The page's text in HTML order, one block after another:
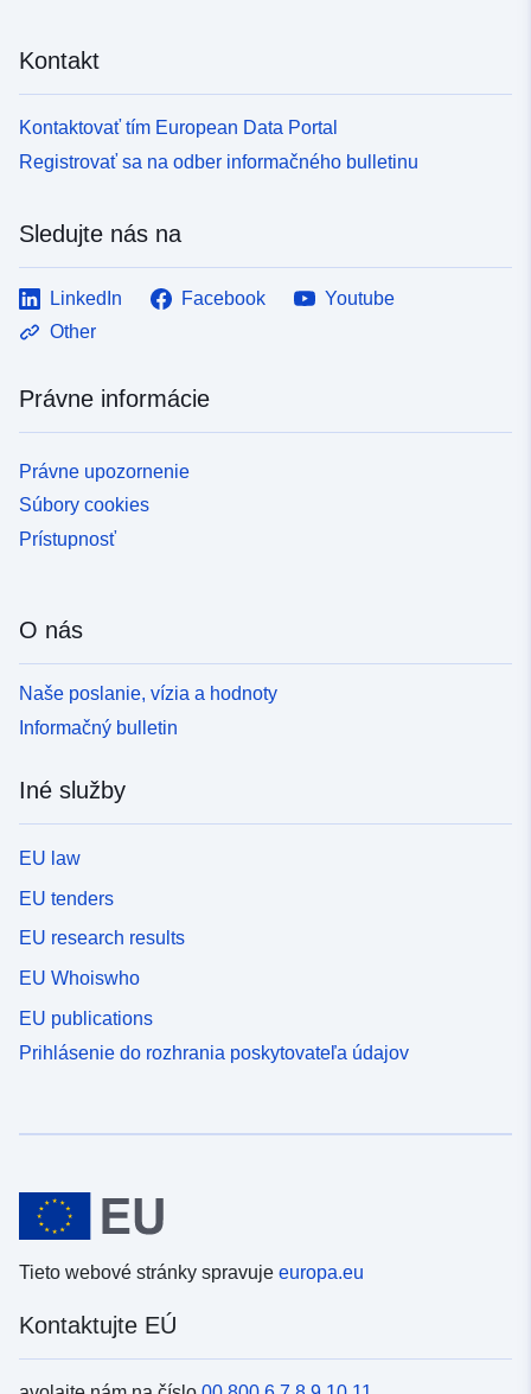
Kontakt
Kontaktovať tím European Data Portal
Registrovať sa na odber informačného bulletinu
Sledujte nás na
LinkedIn Facebook
Youtube
Other
Právne informácie
Právne upozornenie
Súbory cookies
Prístupnosť
O nás
Naše poslanie, vízia a hodnoty
Informačný bulletin
Iné služby
EU law
EU tenders
EU research results
EU Whoiswho
EU publications
Prihlásenie do rozhrania poskytovateľa údajov
Tieto webové stránky spravuje europa.eu
Kontaktujte EÚ